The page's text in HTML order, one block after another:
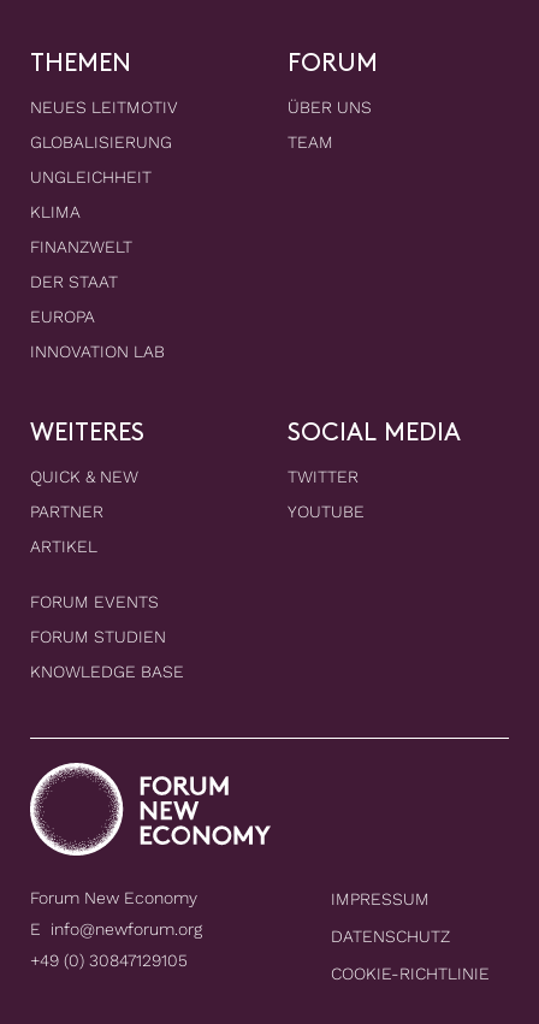
THEMEN
NEUES LEITMOTIV
GLOBALISIERUNG
UNGLEICHHEIT
KLIMA
FINANZWELT
DER STAAT
EUROPA
INNOVATION LAB
FORUM
ÜBER UNS
TEAM
WEITERES
QUICK & NEW
PARTNER
ARTIKEL
FORUM EVENTS
FORUM STUDIEN
KNOWLEDGE BASE
SOCIAL MEDIA
TWITTER
YOUTUBE
Forum New Economy
E info@newforum.org
+49 (0) 30847129105
IMPRESSUM
DATENSCHUTZ
COOKIE-RICHTLINIE